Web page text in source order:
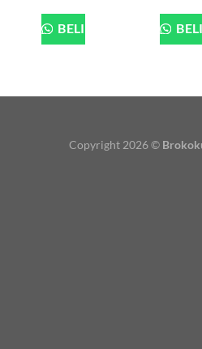
BELI BELI
Copyright 2026 ©